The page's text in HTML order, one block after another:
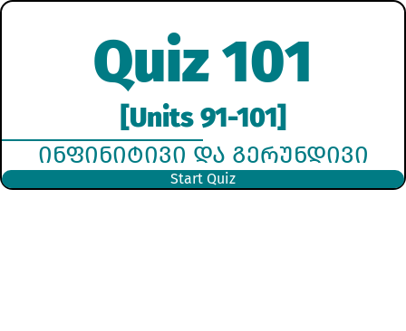
Quiz 101
[Units 91-101]
ᲘᲜᲤᲘᲜᲘᲢᲘᲕᲘ ᲓᲐ ᲒᲔᲠᲣᲜᲓᲘᲕᲘ
Start Quiz